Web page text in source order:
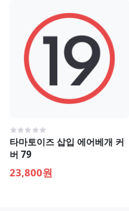
타마토이즈 삽입 에어베개 커
버 79
23,800원